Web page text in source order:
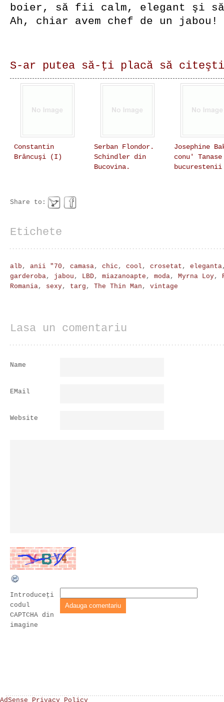
boier, să fii calm, elegant şi
Ah, chiar avem chef de un jabou!
S-ar putea să-ţi placă să
Constantin
Brâncuşi (I)
Serban Flondor.
Schindler din
Bucovina.
Josephine
conu'
bucurestenii
Share to:
Etichete
alb , anii "70 , camasa, chic , cool , crosetat , eleganta
garderoba, jabou , LBD, miazanoapte , moda, Myrna Loy,
Romania, sexy, targ , The Thin Man , vintage
Lasa un comentariu
Name
EMail
Website
Introduceţi
codul
CAPTCHA din
imagine
AdSense Privacy Policy